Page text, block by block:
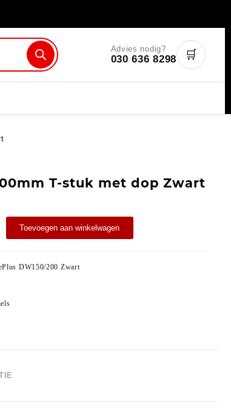
Advies nodig?
030 636 8298 🛒
T-stuk met dop Zwart
Toevoegen aan winkelwagen
DW150/200 Zwart